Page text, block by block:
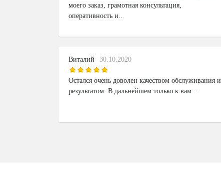
моего заказ, грамотная консультация,
оперативность и..
Виталий 30.10.2020
Остался очень доволен качеством обслуживания и
результатом. В дальнейшем только к вам...